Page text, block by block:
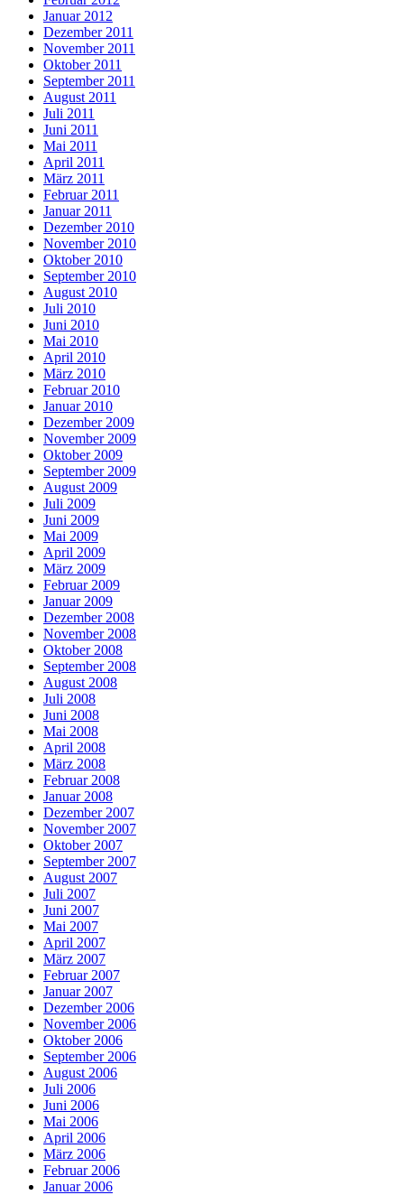
Januar 2012
Dezember 2011
November 2011
Oktober 2011
September 2011
August 2011
Juli 2011
Juni 2011
Mai 2011
April 2011
März 2011
Februar 2011
Januar 2011
Dezember 2010
November 2010
Oktober 2010
September 2010
August 2010
Juli 2010
Juni 2010
Mai 2010
April 2010
März 2010
Februar 2010
Januar 2010
Dezember 2009
November 2009
Oktober 2009
September 2009
August 2009
Juli 2009
Juni 2009
Mai 2009
April 2009
März 2009
Februar 2009
Januar 2009
Dezember 2008
November 2008
Oktober 2008
September 2008
August 2008
Juli 2008
Juni 2008
Mai 2008
April 2008
März 2008
Februar 2008
Januar 2008
Dezember 2007
November 2007
Oktober 2007
September 2007
August 2007
Juli 2007
Juni 2007
Mai 2007
April 2007
März 2007
Februar 2007
Januar 2007
Dezember 2006
November 2006
Oktober 2006
September 2006
August 2006
Juli 2006
Juni 2006
Mai 2006
April 2006
März 2006
Februar 2006
Januar 2006